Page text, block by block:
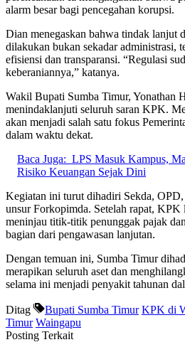
alarm besar bagi pencegahan korupsi.
Dian menegaskan bahwa tindak lanjut
dilakukan bukan sekadar administrasi,
efisiensi dan transparansi. “Regulasi
keberaniannya,” katanya.
Wakil Bupati Sumba Timur, Yonathan
menindaklanjuti seluruh saran KPK.
akan menjadi salah satu fokus
dalam waktu dekat.
Baca Juga: LPS Masuk Kampus,
Risiko Keuangan Sejak Dini
Kegiatan ini turut dihadiri Sekda,
unsur Forkopimda. Setelah rapat, KPK
meninjau titik-titik penunggak pajak
bagian dari pengawasan lanjutan.
Dengan temuan ini, Sumba Timur
merapikan seluruh aset dan
selama ini menjadi penyakit tahunan
Ditag Bupati Sumba Timur KPK di
Timur Waingapu
Posting Terkait